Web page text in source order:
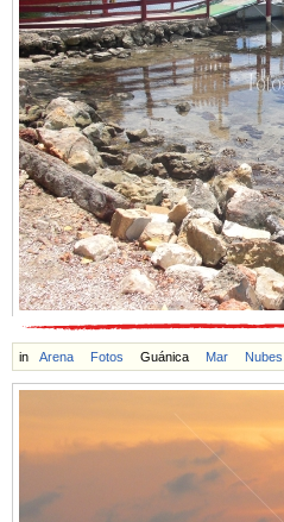
in Arena Fotos Guánica Mar Nubes